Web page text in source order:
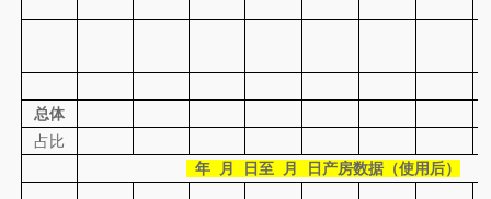
总体
占比
年 月 日至 月 日产房数据（使用后）